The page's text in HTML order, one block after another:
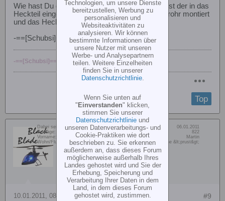
Wie hast Du das mit dem HeRo-Motor gelöst? Ist der in das
Heckteil eingeklebt oder nach wie vor am Heckrohr montiert
und das Heckteil nur drübergestülpt?
-==[Schubsi]==-
-==[Schubsi]==- [CENTER]...der mit demmSR
Top
schubsi
Member
Dabei seit:
06.01.2011
Beiträge:
822
Vorname:
Martin
Wohn/Flugort:
BER ... ein RIESEN-Flugfeld ganz für mich alleine &lt;prust&gt;
#9
10.01.2011, 08:45
Technologien, um unsere Dienste
bereitzustellen, Werbung zu
personalisieren und
Websiteaktivitäten zu
analysieren. Wir können
bestimmte Informationen über
unsere Nutzer mit unseren
Werbe- und Analysepartnern
teilen. Weitere Einzelheiten
finden Sie in unserer
Datenschutzrichtlinie.
Wenn Sie unten auf
"Einverstanden" klicken,
stimmen Sie unserer
Datenschutzrichtlinie und
unseren Datenverarbeitungs- und
Cookie-Praktiken wie dort
beschrieben zu. Sie erkennen
außerdem an, dass dieses Forum
möglicherweise außerhalb Ihres
Landes gehostet wird und Sie der
Erhebung, Speicherung und
Verarbeitung Ihrer Daten in dem
Land, in dem dieses Forum
gehostet wird, zustimmen.